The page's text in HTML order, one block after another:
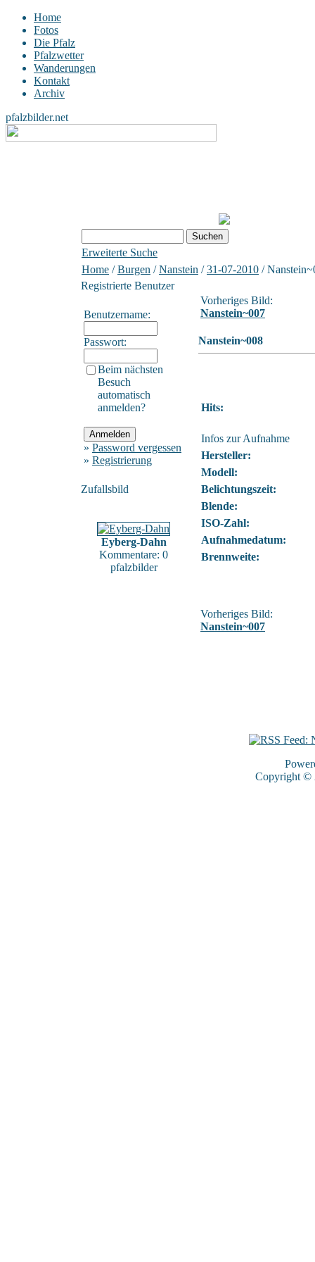
Home
Fotos
Die Pfalz
Pfalzwetter
Wanderungen
Kontakt
Archiv
pfalzbilder.net
Erweiterte Suche
Home /Burgen /Nanstein /31-07-2010 /
Registrierte Benutzer
Benutzername:
Passwort:
Beim nächsten
Besuch
automatisch
anmelden?
» Password vergessen
» Registrierung
Zufallsbild
Eyberg-Dahn
Kommentare: 0
pfalzbilder
Vorheriges Bild:
Nanstein~007
Nanstein~008
Hits:
Infos zur Aufnahme
Hersteller:
Modell:
Belichtungszeit:
Blende:
ISO-Zahl:
Aufnahmedatum:
Brennweite:
Vorheriges Bild:
Nanstein~007
Copyright ©